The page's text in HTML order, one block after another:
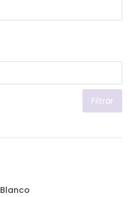
Filtrar
Blanco